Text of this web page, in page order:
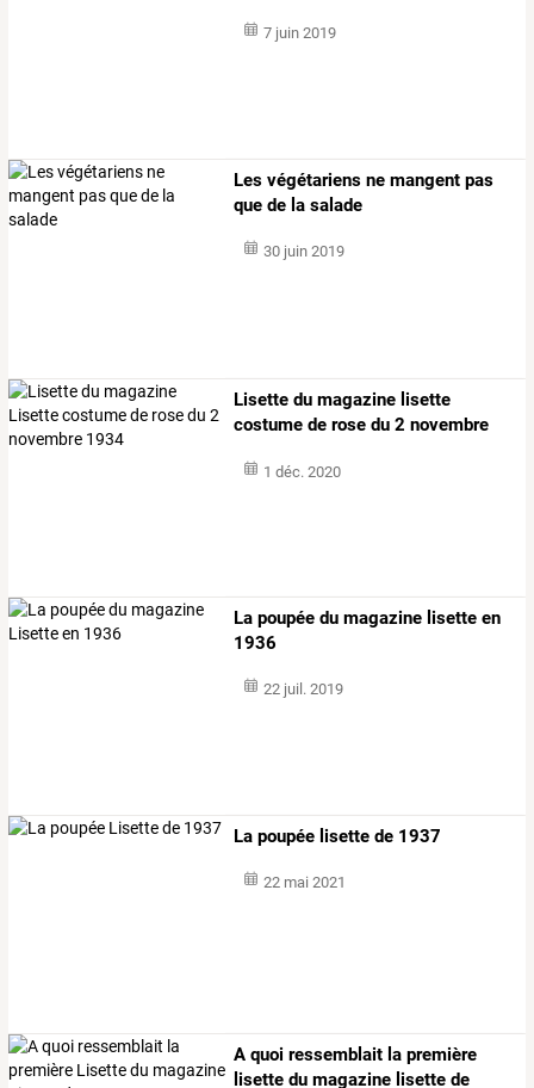
7 juin 2019
Les végétariens ne mangent pas
que de la salade
30 juin 2019
Lisette du magazine lisette
costume de rose du 2 novembre
1 déc. 2020
La poupée du magazine lisette en
1936
22 juil. 2019
La poupée lisette de 1937
22 mai 2021
A quoi ressemblait la première
lisette du magazine lisette de